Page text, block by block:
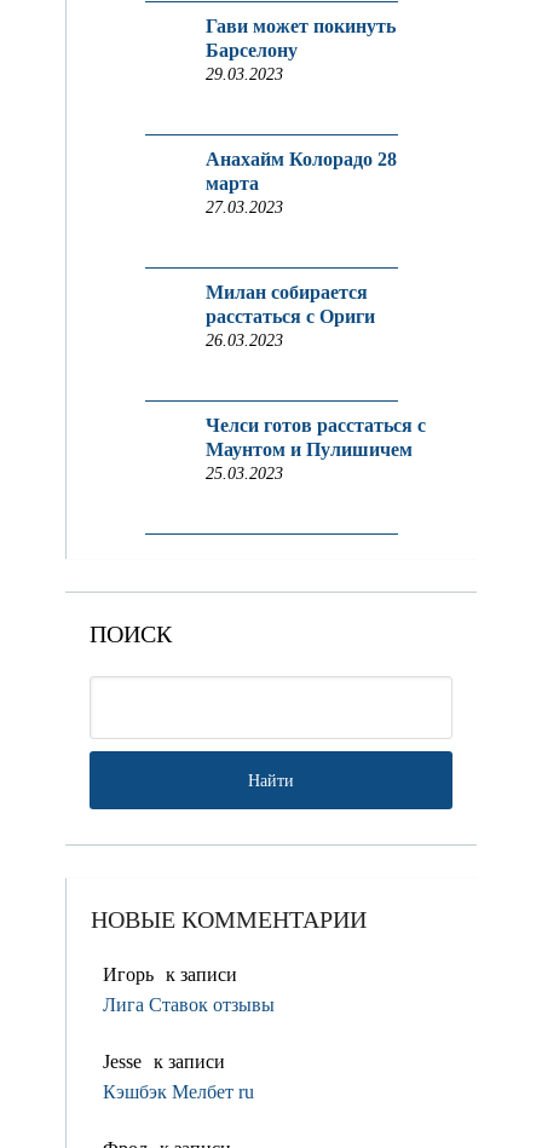
Гави может покинуть
Барселону
29.03.2023
Анахайм Колорадо 28
марта
27.03.2023
Милан собирается
расстаться с Ориги
26.03.2023
Челси готов расстаться с
Маунтом и Пулишичем
25.03.2023
ПОИСК
НОВЫЕ КОММЕНТАРИИ
Игорь к записи
Лига Ставок отзывы
Jesse к записи
Кэшбэк Мелбет ru